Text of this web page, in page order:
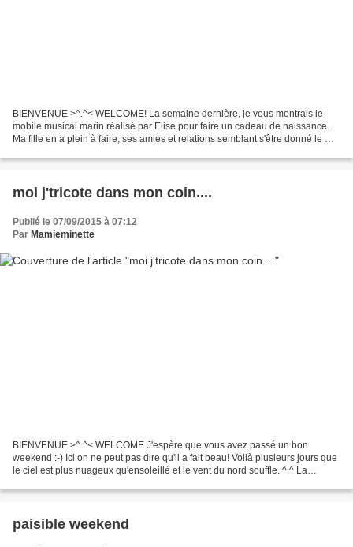
BIENVENUE >^.^< WELCOME! La semaine dernière, je vous montrais le
mobile musical marin réalisé par Elise pour faire un cadeau de naissance.
Ma fille en a plein à faire, ses amies et relations semblant s'être donné le mot
moi j'tricote dans mon coin....
Publié le 07/09/2015 à 07:12
Par Mamieminette
BIENVENUE >^.^< WELCOME J'espère que vous avez passé un bon
weekend :-) Ici on ne peut pas dire qu'il a fait beau! Voilà plusieurs jours que
le ciel est plus nuageux qu'ensoleillé et le vent du nord souffle. ^.^ La
paisible weekend